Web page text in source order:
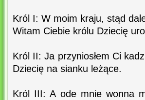
Król I: W moim kraju, stąd
Witam Ciebie królu Dziecię
Król II: Ja przyniosłem Ci
Dziecię na sianku leżące.
Król III: A ode mnie wonna